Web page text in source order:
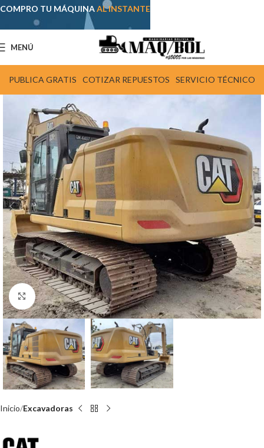
MENÚ
PUBLICA GRATIS COTIZAR REPUESTOS SERVICIO TÉCNICO
Click para agrandar
Inicio Excavadoras
COMPRO TU MÁQUINAAL INSTANTE